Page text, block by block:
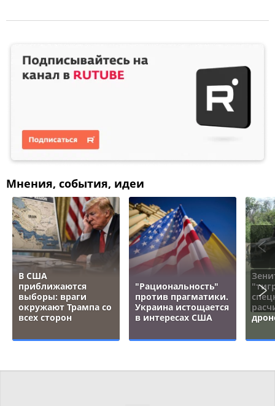
Мнения, события, идеи
В США
приближаются
выборы: враги
окружают Трампа со
всех сторон
"Рациональность"
против прагматики.
Украина истощается
в интересах США